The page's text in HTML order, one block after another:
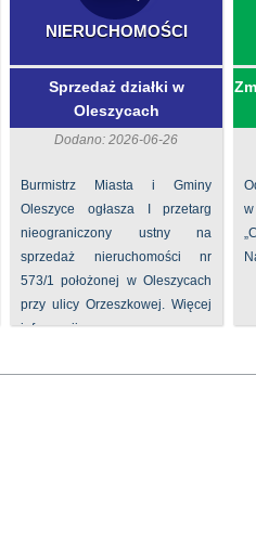
NIERUCHOMOŚCI
Sprzedaż działki w
Oleszycach
Dodano: 2026-06-26
Burmistrz Miasta i Gminy
Oleszyce ogłasza I przetarg
nieograniczony ustny na
sprzedaż nieruchomości nr
573/1 położonej w Oleszycach
przy ulicy Orzeszkowej. Więcej
informacji ...